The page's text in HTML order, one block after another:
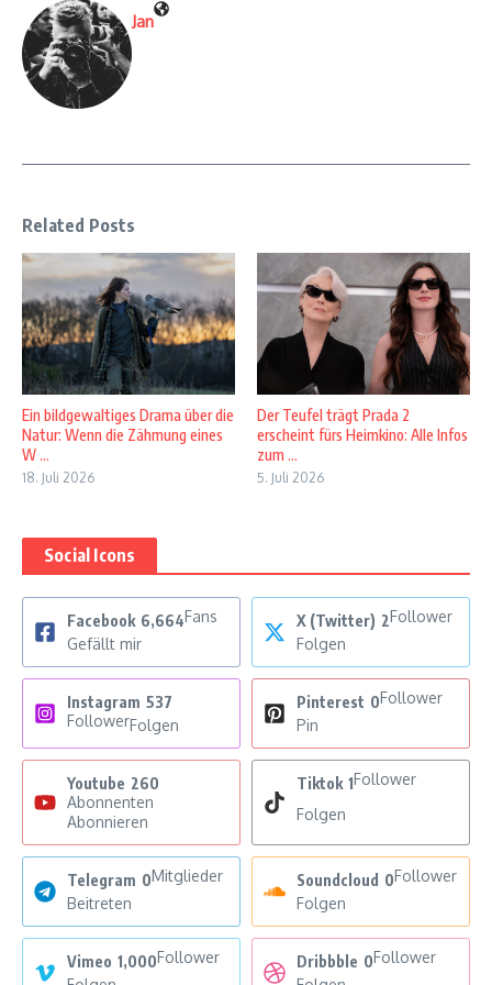
Jan
Related Posts
Ein bildgewaltiges Drama über die
Natur: Wenn die Zähmung eines
W ...
18. Juli 2026
Der Teufel trägt Prada 2
erscheint fürs Heimkino: Alle Infos
zum ...
5. Juli 2026
Social Icons
Facebook 6,664Fans
Gefällt mir
X (Twitter) 2Follower
Folgen
Instagram 537
FollowerFolgen
Pinterest 0Follower
Pin
Youtube 260
Abonnenten
Abonnieren
Tiktok 1 Follower
Folgen
Telegram 0Mitglieder
Beitreten
Soundcloud 0Follower
Folgen
Vimeo 1,000Follower
Dribbble 0Follower